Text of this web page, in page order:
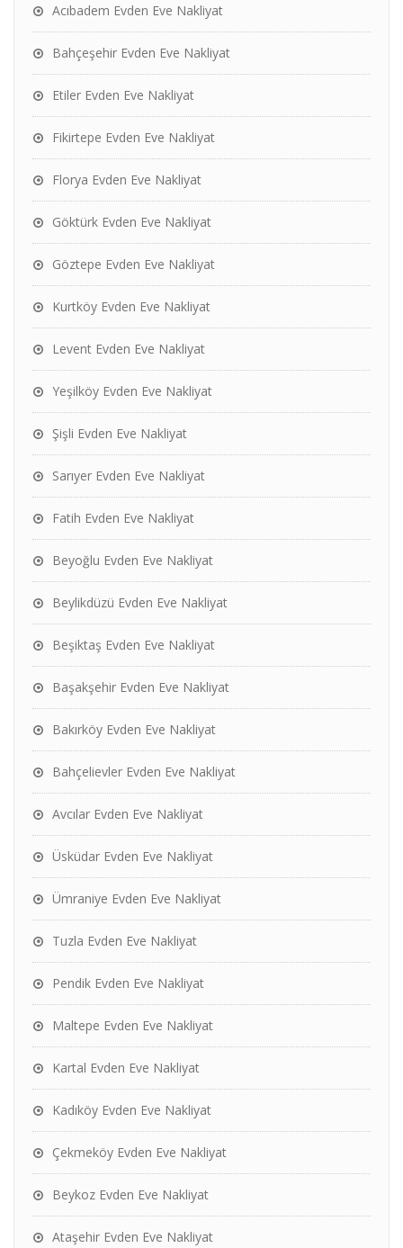
Acıbadem Evden Eve Nakliyat
Bahçeşehir Evden Eve Nakliyat
Etiler Evden Eve Nakliyat
Fikirtepe Evden Eve Nakliyat
Florya Evden Eve Nakliyat
Göktürk Evden Eve Nakliyat
Göztepe Evden Eve Nakliyat
Kurtköy Evden Eve Nakliyat
Levent Evden Eve Nakliyat
Yeşilköy Evden Eve Nakliyat
Şişli Evden Eve Nakliyat
Sarıyer Evden Eve Nakliyat
Fatih Evden Eve Nakliyat
Beyoğlu Evden Eve Nakliyat
Beylikdüzü Evden Eve Nakliyat
Beşiktaş Evden Eve Nakliyat
Başakşehir Evden Eve Nakliyat
Bakırköy Evden Eve Nakliyat
Bahçelievler Evden Eve Nakliyat
Avcılar Evden Eve Nakliyat
Üsküdar Evden Eve Nakliyat
Ümraniye Evden Eve Nakliyat
Tuzla Evden Eve Nakliyat
Pendik Evden Eve Nakliyat
Maltepe Evden Eve Nakliyat
Kartal Evden Eve Nakliyat
Kadıköy Evden Eve Nakliyat
Çekmeköy Evden Eve Nakliyat
Beykoz Evden Eve Nakliyat
Ataşehir Evden Eve Nakliyat